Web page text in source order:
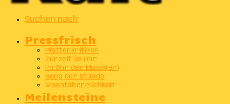
Suchen nach
Pressfrisch
Plattenkritiken
Zurzeit im Ohr
Im Ohr der Musik(er)
Song der Stunde
Monatsherrlichkeit
Meilensteine